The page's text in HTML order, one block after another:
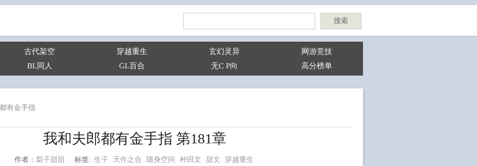
搜索
古代架空 穿越重生 玄幻灵异
网游竞技
BL同人 GL百合 无C P向 高分榜单
有金手指
我和夫郎都有金手指 第181章
作者： 梨子甜甜 标签: 生子 天作之合 随身空间 种田文 甜文 穿越重生